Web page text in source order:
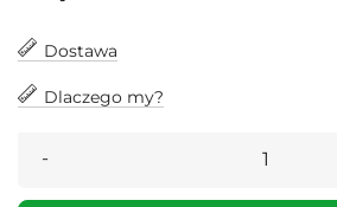
Dostawa
Dlaczego my?